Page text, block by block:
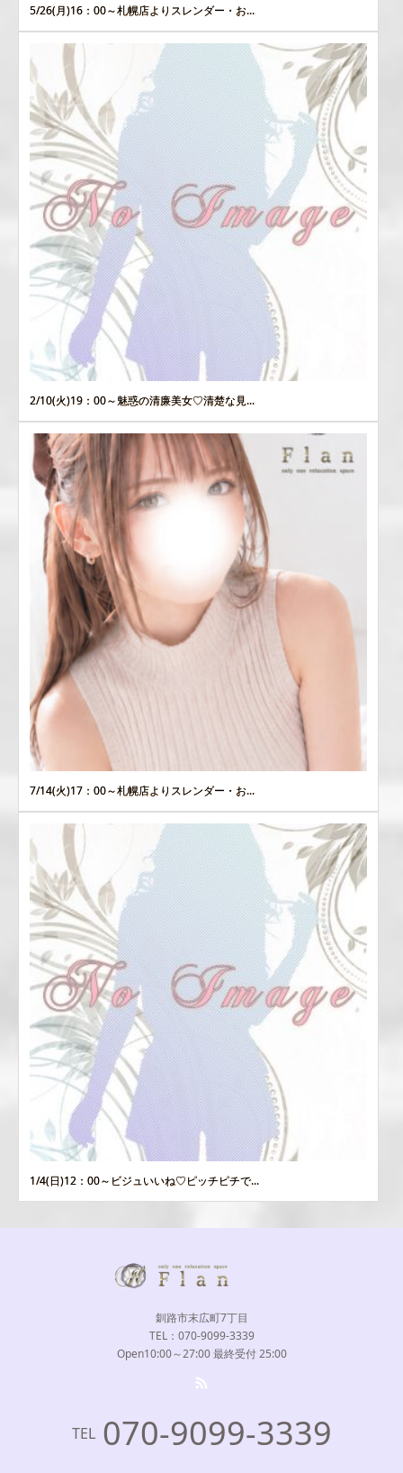
5/26(月)16：00～札幌店よりスレンダー・お...
2/10(火)19：00～魅惑の清廉美女♡清楚な見...
7/14(火)17：00～札幌店よりスレンダー・お...
1/4(日)12：00～ビジュいいね♡ピッチピチで...
釧路市末広町7丁目
TEL：070-9099-3339
Open10:00～27:00 最終受付 25:00
TEL 070-9099-3339